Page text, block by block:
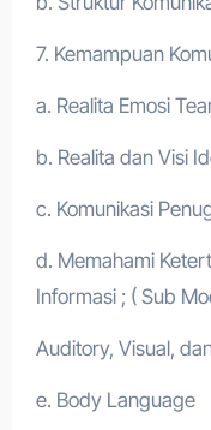
7. Kemampuan
a. Realita Emosi
b. Realita dan Visi
c. Komunikasi
d. Memahami
Informasi ; ( Sub
Auditory, Visual,
e. Body Language